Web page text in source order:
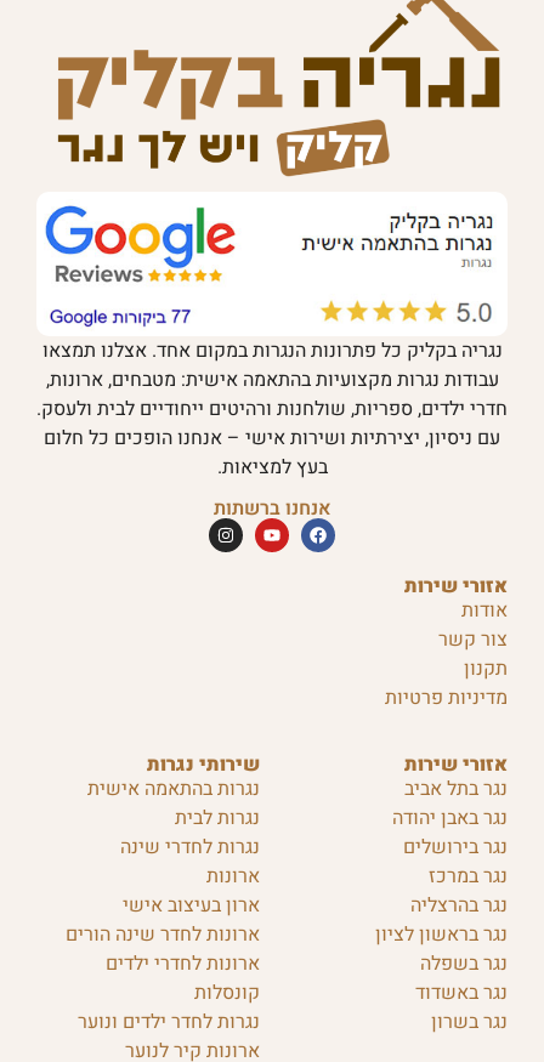
שירותי נגרות
נגרות בהתאמה אישית
נגרות לבית
נגרות לחדרי שינה
ארונות
ארון בעיצוב אישי
ארונות לחדר שינה הורים
ארונות לחדרי ילדים
קונסלות
נגרות לחדר ילדים ונוער
ארונות קיר לנוער
אזורי שירות
נגר בתל אביב
נגר באבן יהודה
נגר בירושלים
נגר במרכז
נגר בהרצליה
נגר בראשון לציון
נגר בשפלה
נגר באשדוד
נגר בשרון
אזורי שירות
אודות
צור קשר
תקנון
מדיניות פרטיות
נגריה בקליק כל פתרונות הנגרות במקום אחד. אצלנו תמצאו
עבודות נגרות מקצועיות בהתאמה אישית: מטבחים, ארונות,
חדרי ילדים, ספריות, שולחנות ורהיטים ייחודיים לבית ולעסק.
עם ניסיון, יצירתיות ושירות אישי – אנחנו הופכים כל חלום
בעץ למציאות.
אנחנו ברשתות